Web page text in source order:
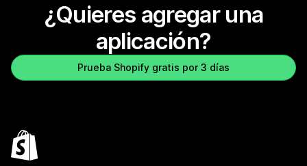
¿Quieres agregar una
aplicación?
Prueba Shopify gratis por 3 días